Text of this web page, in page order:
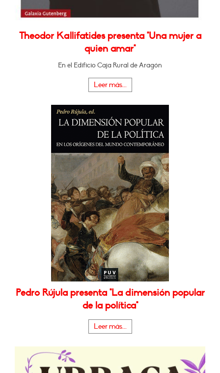
Theodor Kallifatides presenta "Una mujer a
quien amar"
En el Edificio Caja Rural de Aragón
Leer más...
Pedro Rújula presenta "La dimensión popular
de la política"
Leer más...